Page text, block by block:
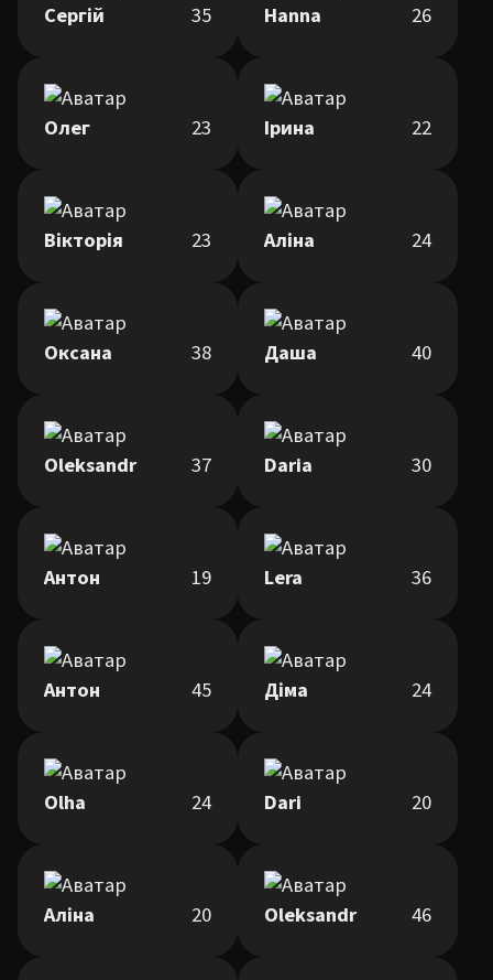
Сергій 35 Hanna 26
Олег 23 Ірина 22
Вікторія 23 Аліна 24
Оксана 38 Даша 40
Oleksandr 37 Daria 30
Антон 19 Lera 36
Антон 45 Діма 24
Olha 24 Dari 20
Аліна 20 Oleksandr 46